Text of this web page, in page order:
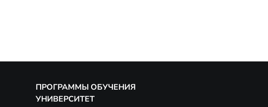
ПРОГРАММЫ ОБУЧЕНИЯ
УНИВЕРСИТЕТ